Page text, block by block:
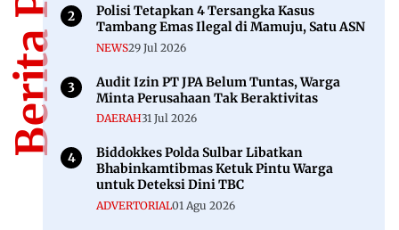
Polisi Tetapkan 4 Tersangka Kasus
Tambang Emas Ilegal di Mamuju, Satu ASN
NEWS29 Jul 2026
Audit Izin PT JPA Belum Tuntas, Warga
Minta Perusahaan Tak Beraktivitas
DAERAH31 Jul 2026
Biddokkes Polda Sulbar Libatkan
Bhabinkamtibmas Ketuk Pintu Warga
untuk Deteksi Dini TBC
ADVERTORIAL01 Agu 2026